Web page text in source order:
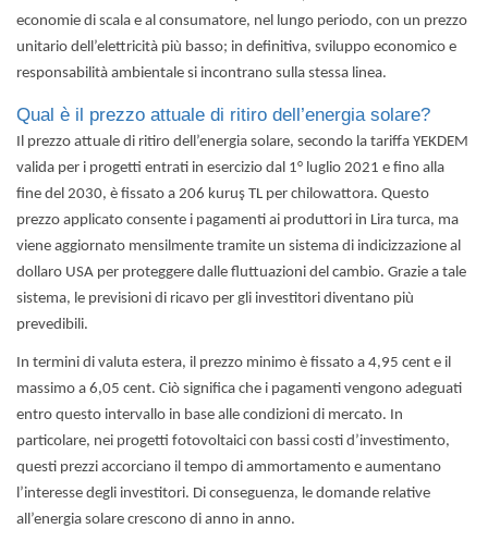
economie di scala e al consumatore, nel lungo periodo, con un prezzo
unitario dell’elettricità più basso; in definitiva, sviluppo economico e
responsabilità ambientale si incontrano sulla stessa linea.
Qual è il prezzo attuale di ritiro dell’energia solare?
Il prezzo attuale di ritiro dell’energia solare, secondo la tariffa YEKDEM
valida per i progetti entrati in esercizio dal 1° luglio 2021 e fino alla
fine del 2030, è fissato a 206 kuruş TL per chilowattora. Questo
prezzo applicato consente i pagamenti ai produttori in Lira turca, ma
viene aggiornato mensilmente tramite un sistema di indicizzazione al
dollaro USA per proteggere dalle fluttuazioni del cambio. Grazie a tale
sistema, le previsioni di ricavo per gli investitori diventano più
prevedibili.
In termini di valuta estera, il prezzo minimo è fissato a 4,95 cent e il
massimo a 6,05 cent. Ciò significa che i pagamenti vengono adeguati
entro questo intervallo in base alle condizioni di mercato. In
particolare, nei progetti fotovoltaici con bassi costi d’investimento,
questi prezzi accorciano il tempo di ammortamento e aumentano
l’interesse degli investitori. Di conseguenza, le domande relative
all’energia solare crescono di anno in anno.